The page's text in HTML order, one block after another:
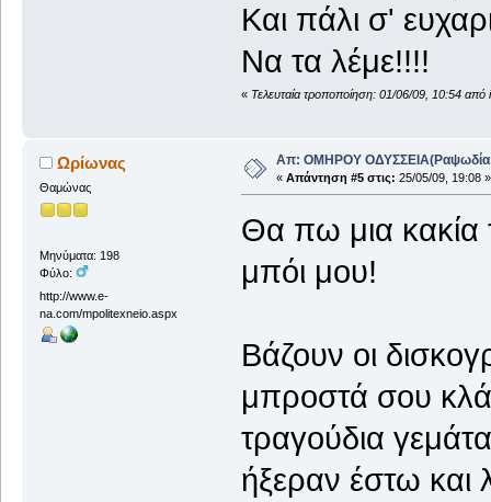
Και πάλι σ'
Να τα λέμε!!!!
« Τελευταία τροποποίηση: 01/06/09, 10:54 από
Ωρίωνας
Θαμώνας
Μηνύματα: 198
Φύλο:
http://www.e-
na.com/mpolitexneio.aspx
Απ: ΟΜΗΡΟΥ ΟΔΥΣΣΕΙΑ(Ραψωδία
« Απάντηση #5 στις: 25/05/09, 19:08 »
Θα πω μια κακία
μπόι μου!
Βάζουν οι
μπροστά σου
τραγούδια
ήξεραν έστω και